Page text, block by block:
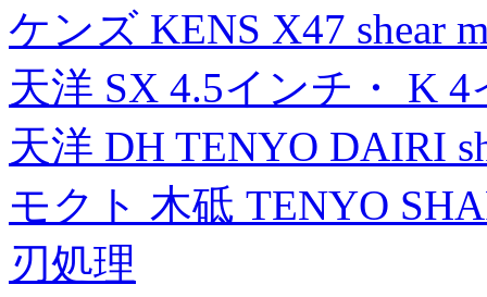
ケンズ KENS X47 shear
天洋 SX 4.5インチ・ K
天洋 DH TENYO DAIRI
モクト 木砥 TENYO
刃処理